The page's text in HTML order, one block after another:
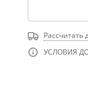
Рассчитать
УСЛОВИЯ